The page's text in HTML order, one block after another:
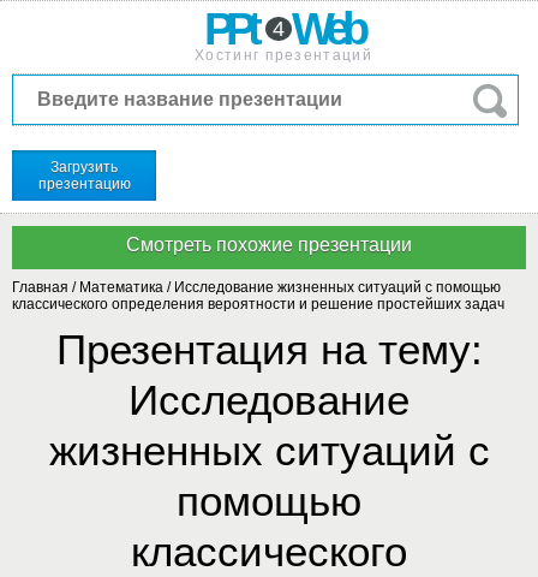
PPt 4 Web
Хостинг презентаций
Загрузить
презентацию
Главная / Математика / Исследование жизненных ситуаций с помощью
классического определения вероятности и решение простейших задач
Презентация на тему:
Исследование
жизненных ситуаций с
помощью
классического